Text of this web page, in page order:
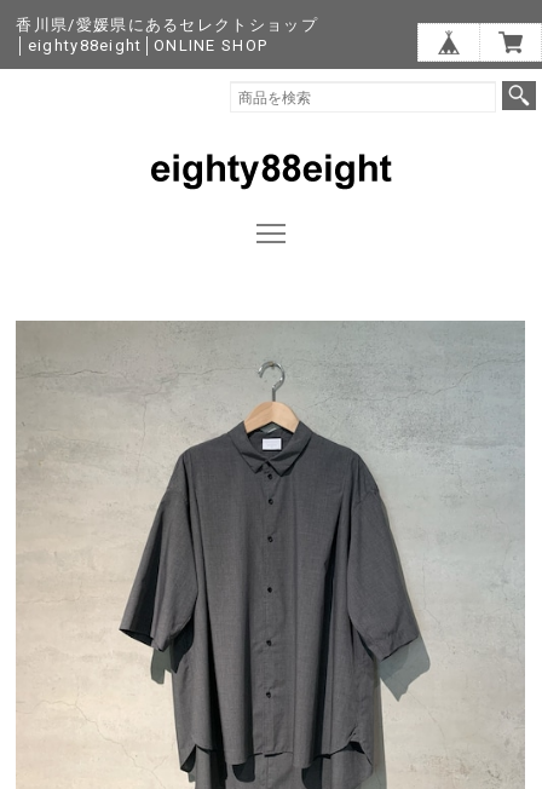
香川県/愛媛県にあるセレクトショップ
│eighty88eight│ONLINE SHOP